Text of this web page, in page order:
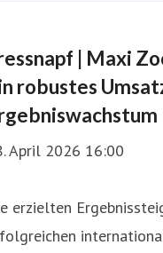
| Maxi
robustes
April 2026 16:00
erzielten